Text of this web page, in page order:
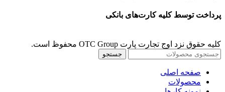
پرداخت توسط کلیه کارت‌های بانکی
کلیه حقوق نزد اوج تجارت پارت OTC Group محفوظ است.
جستجو
صفحه اصلی
محصولات